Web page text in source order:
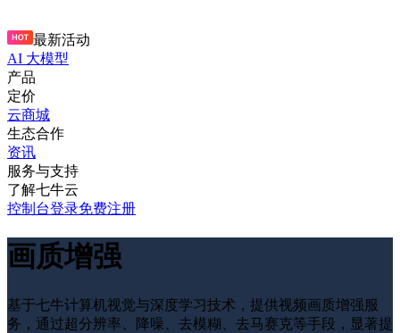
最新活动
AI 大模型
产品
定价
云商城
生态合作
资讯
服务与支持
了解七牛云
控制台登录免费注册
画质增强
基于七牛计算机视觉与深度学习技术，提供视频画质增强服
务，通过超分辨率、降噪、去模糊、去马赛克等手段，显著提